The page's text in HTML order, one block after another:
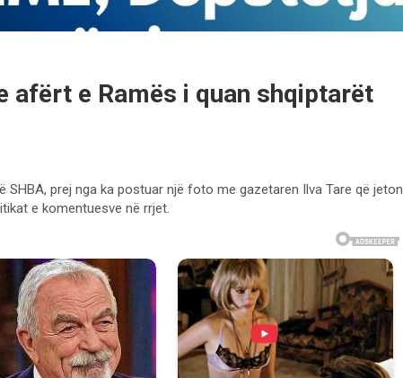
afërt e Ramës i quan shqiptarët
SHBA, prej nga ka postuar një foto me gazetaren Ilva Tare që jeton
e komentuesve në rrjet.